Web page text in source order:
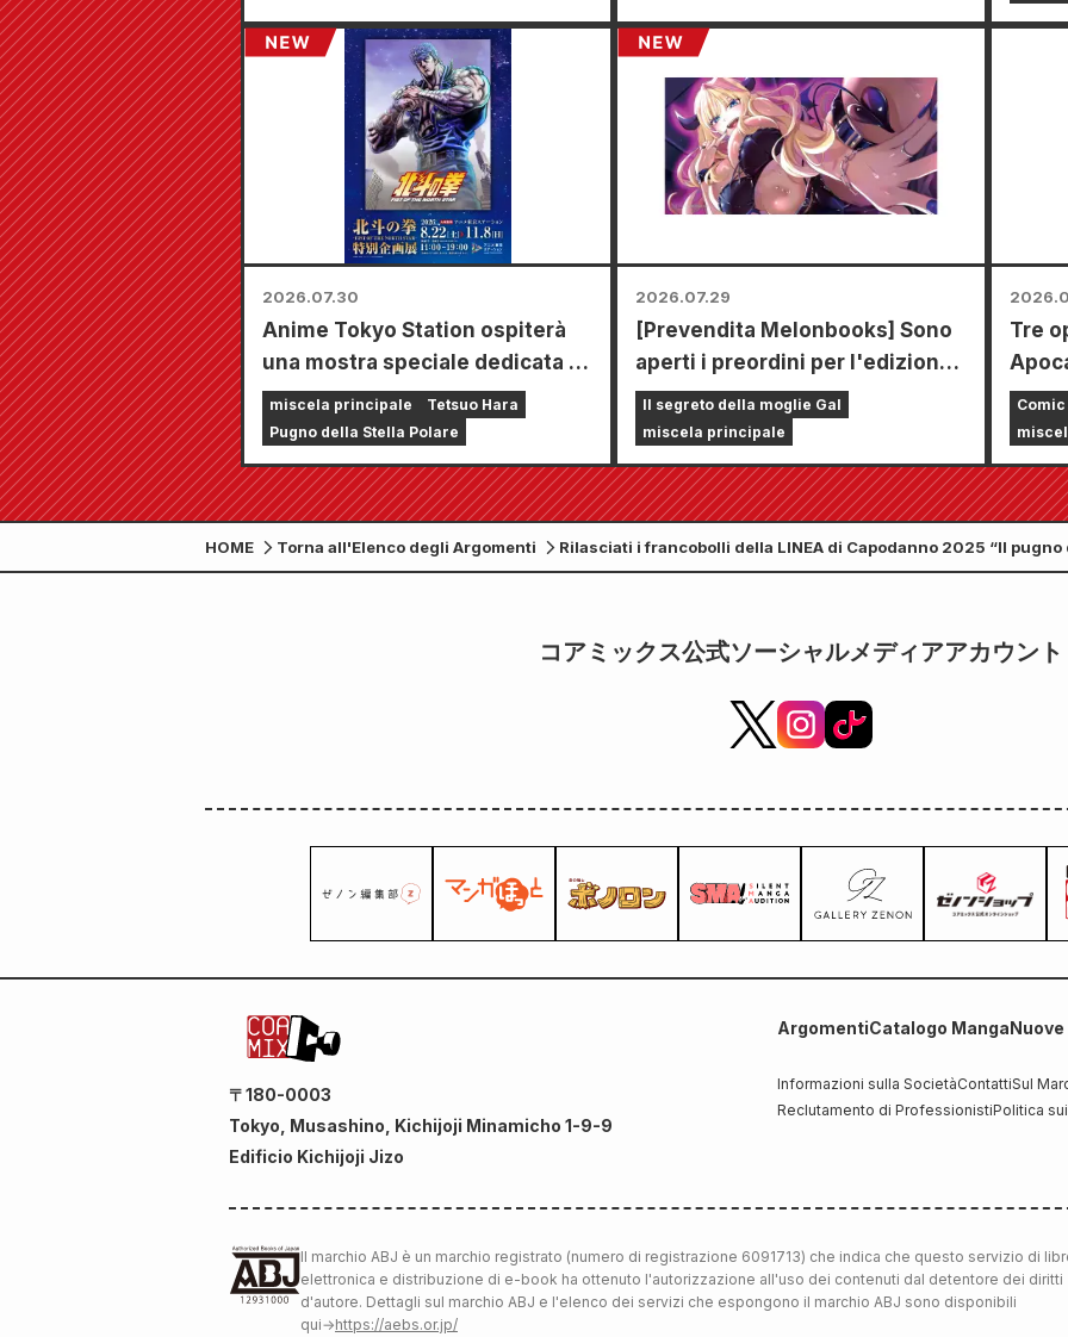
mini
2026.07.30
Anime Tokyo Station ospiterà
una mostra speciale dedicata a
"Fist of the North Star"!!
miscela principale
Tetsuo Hara
Pugno della Stella Polare
2026.07.29
[Prevendita Melonbooks] Sono
aperti i preordini per l'edizione
limitata con uno speciale
tappetino da gioco che raffigura
una splendida illustrazione di
Fuyuki Tojo realizzata da Kudou!
Il sesto volume di "The Secret
of the Gal Bride" uscirà il 20
Il segreto della moglie Gal
miscela principale
Tre
un
Il
HOME Torna all'Elenco degli Argomenti Rilasciati i francobolli della LINEA di Capodanno 2025 “Il pugno
コアミックス公式ソーシャルメディアアカウント
〒180-0003
Tokyo, Musashino, Kichijoji Minamicho 1-9-9
Edificio Kichijoji Jizo
ArgomentiCatalogo Manga
Informazioni sulla SocietàContattiSul
Reclutamento di ProfessionistiPolitica
Il marchio ABJ è un marchio registrato (numero di registrazione 6091713) che indica che questo servizio di
elettronica e distribuzione di e-book ha ottenuto l'autorizzazione all'uso dei contenuti dal detentore dei diritti
d'autore. Dettagli sul marchio ABJ e l'elenco dei servizi che espongono il marchio ABJ sono disponibili
qui→https://aebs.or.jp/